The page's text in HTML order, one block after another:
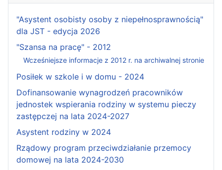
"Asystent osobisty osoby z niepełnosprawnością"
dla JST - edycja 2026
"Szansa na pracę" - 2012
Wcześniejsze informacje z 2012 r. na archiwalnej stronie
Posiłek w szkole i w domu - 2024
Dofinansowanie wynagrodzeń pracowników
jednostek wspierania rodziny w systemu pieczy
zastępczej na lata 2024-2027
Asystent rodziny w 2024
Rządowy program przeciwdziałanie przemocy
domowej na lata 2024-2030